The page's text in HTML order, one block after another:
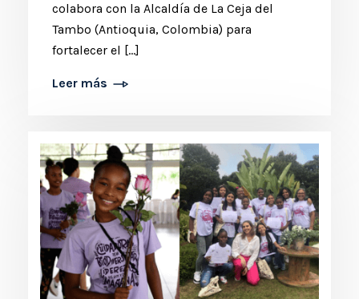
colabora con la Alcaldía de La Ceja del
Tambo (Antioquia, Colombia) para
fortalecer el […]
Leer más